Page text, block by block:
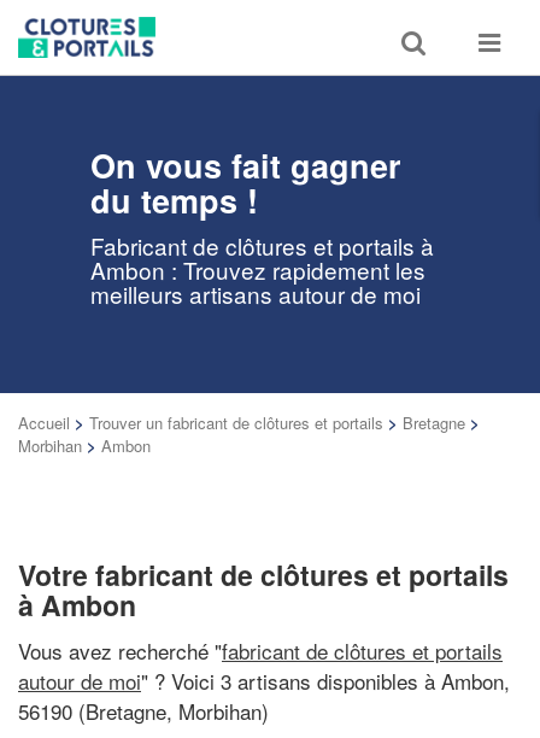
Toggle
search
Toggle
On vous fait gagner
du temps !
Fabricant de clôtures et portails à
Ambon : Trouvez rapidement les
meilleurs artisans autour de moi
Accueil > Trouver un fabricant de clôtures et portails > Bretagne >
Morbihan > Ambon
Votre fabricant de clôtures et portails
à Ambon
Vous avez recherché "fabricant de clôtures et portails
autour de moi" ? Voici 3 artisans disponibles à Ambon,
56190 (Bretagne, Morbihan)